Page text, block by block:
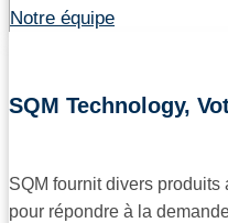
Notre équipe
SQM Technology,
SQM fournit divers
pour répondre à la